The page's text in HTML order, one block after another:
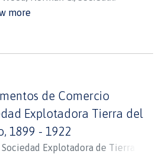
de Tierra del Fuego
more
de Comercio
Explotadora Tierra del
1899 - 1922
Sociedad Explotadora de Tierra del